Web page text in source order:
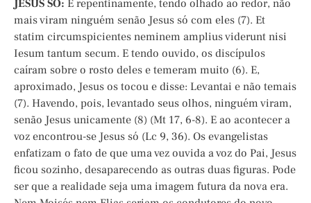
JESUS SÓ: E repentinamente, tendo olhado ao redor, não
mais viram ninguém senão Jesus só com eles (7). Et
statim circumspicientes neminem amplius viderunt nisi
Iesum tantum secum. E tendo ouvido, os discípulos
caíram sobre o rosto deles e temeram muito (6). E,
aproximado, Jesus os tocou e disse: Levantai e não temais
(7). Havendo, pois, levantado seus olhos, ninguém viram,
senão Jesus unicamente (8) (Mt 17, 6-8). E ao acontecer a
voz encontrou-se Jesus só (Lc 9, 36). Os evangelistas
enfatizam o fato de que uma vez ouvida a voz do Pai, Jesus
ficou sozinho, desaparecendo as outras duas figuras. Pode
ser que a realidade seja uma imagem futura da nova era.